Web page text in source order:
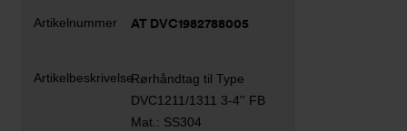
AT DVC1982788005
Rørhåndtag til Type
DVC1211/1311 3-4'' FB
Mat.: SS304